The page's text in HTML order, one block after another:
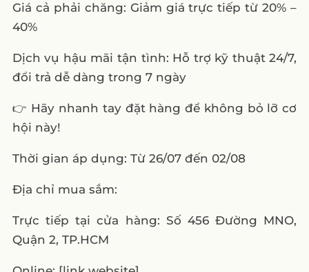
Giá cả phải chăng: Giảm giá trực tiếp từ 20% –
40%
Dịch vụ hậu mãi tận tình: Hỗ trợ kỹ thuật 24/7,
đổi trả dễ dàng trong 7 ngày
👉 Hãy nhanh tay đặt hàng để không bỏ lỡ cơ
hội này!
Thời gian áp dụng: Từ 26/07 đến 02/08
Địa chỉ mua sắm:
Trực tiếp tại cửa hàng: Số 456 Đường MNO,
Quận 2, TP.HCM